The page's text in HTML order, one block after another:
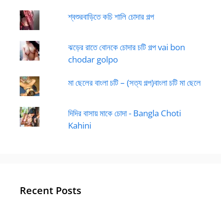
শ্বশুরবাড়িতে কচি শালি চোদার গল্প
ঝড়ের রাতে বোনকে চোদার চটি গল্প vai bon
chodar golpo
মা ছেলের বাংলা চটি – (সত্য গল্প)বাংলা চটি মা ছেলে
দিদির বাসায় মাকে চোদা - Bangla Choti
Kahini
Recent Posts